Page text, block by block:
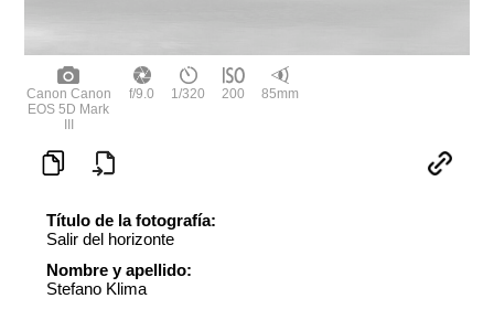
Canon Canon
EOS 5D Mark
f/9.0 1/320 200 85mm
Título de la fotografía:
Salir del horizonte
Nombre y apellido:
Stefano Klima